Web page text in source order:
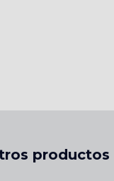
productos